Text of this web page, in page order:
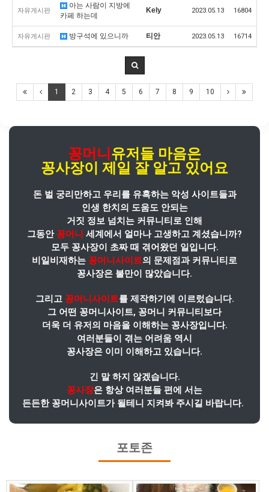
자유게시판
아는 사람이 지방에
카페 하는데
Kely 2023.05.13 16804
자유게시판 방구석에 있으니까 티안 2023.05.13 16714
1 2 3 4 5 6 7 8 9 10
꽁머니 유저들 마음은
꽁사장이 제일 잘 알고 있어요
돈 벌 궁리만하고 우리를 유혹하는 악성 사이트들과
인생 한치의 도움도 안되는
거짓 정보 넘치는 커뮤니티로 인해
그동안 꽁머니 세계에서 얼마나 고생하고 계셨습니까?
모두 꽁사장이 초짜 때 겪어왔던 일입니다.
비일비재하는 꽁머니사이트의 문제점과 커뮤니티로
꽁사장은 불만이 많았습니다.
그리고 꽁머니사이트를 제작하기에 이르렀습니다.
그 어떤 꽁머니사이트, 꽁머니 커뮤니티보다
더욱 더 유저의 마음을 이해하는 꽁사장입니다.
여러분들이 겪는 어려움 역시
꽁사장은 이미 이해하고 있습니다.
긴 말 하지 않겠습니다.
꽁사장은 항상 여러분들 편에 서는
든든한 꽁머니사이트가 될테니 지켜봐 주시길 바랍니다.
포토존